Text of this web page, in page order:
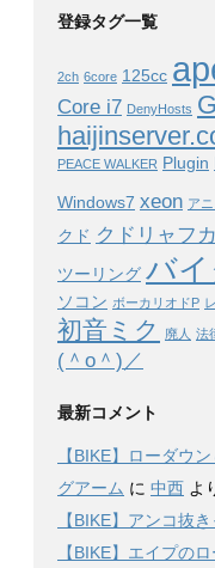
登録タグ一覧
2ch 6core 125cc
Core i7 DenyHosts
PEACE WALKER Plugin
Windows7 xeon アニ
クド クドリャフカ
ツーリング バイ
ソコン ボーカリオドP
初音ミク 廃人 法
(＾o＾)／
最新コメント
【BIKE】ローダウ
グアーム に 中西 よ
【BIKE】アンコ抜
【BIKE】エイプの